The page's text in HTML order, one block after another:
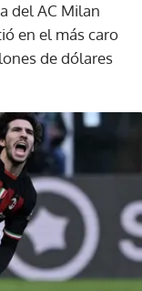
del AC Milan
en el más caro
de dólares